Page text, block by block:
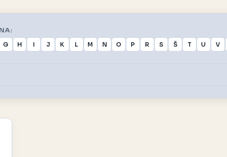
G H I J K L M N O P R S Š T U V